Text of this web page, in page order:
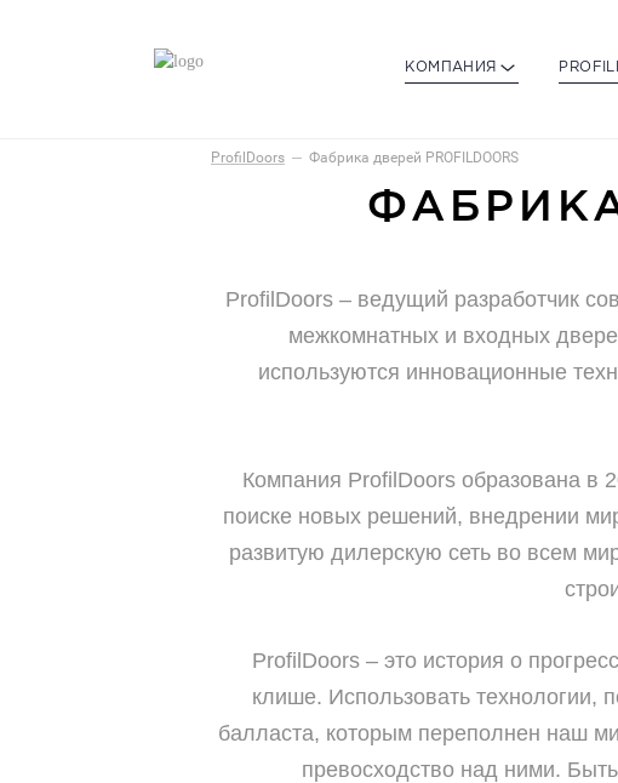
КОМПАНИЯ
ProfilDoors Фабрика дверей PROFILDOORS
ФАБРИКА
ProfilDoors – ведущий разработчик
межкомнатных и входных
используются инновационные
Компания ProfilDoors образована в
поиске новых решений, внедрении
развитую дилерскую сеть во всем
ProfilDoors – это история о
клише. Использовать технологии,
балласта, которым переполнен наш
превосходство над ними.